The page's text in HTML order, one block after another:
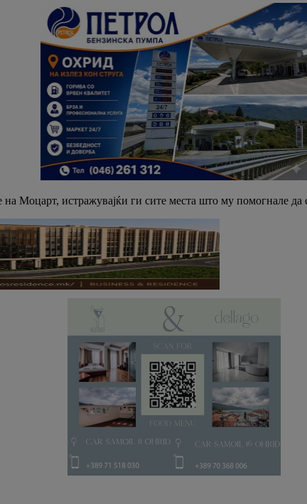
Моцарт, истражувајќи ги сите места што му помогнале да